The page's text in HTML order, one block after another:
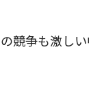
競争も激し